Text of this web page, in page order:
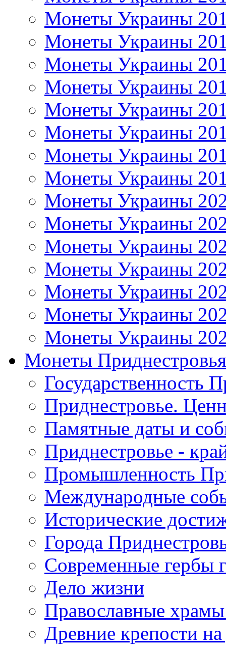
Монеты Украины
Монеты Украины
Монеты Украины
Монеты Украины
Монеты Украины
Монеты Украины
Монеты Украины
Монеты Украины
Монеты Украины
Монеты Украины
Монеты Украины
Монеты Украины
Монеты Украины
Монеты Украины
Монеты Украины
Монеты Приднестровья
Государственность
Приднестровье.
Памятные даты и
Приднестровье -
Промышленность
Международные
Исторические
Города
Современные гербы
Дело жизни
Православные
Древние крепости